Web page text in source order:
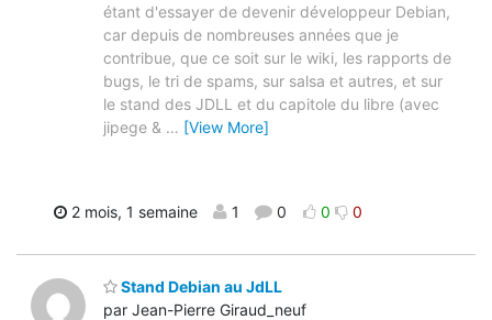
étant d'essayer de devenir développeur Debian,
car depuis de nombreuses années que je
contribue, que ce soit sur le wiki, les rapports de
bugs, le tri de spams, sur salsa et autres, et sur
le stand des JDLL et du capitole du libre (avec
jipege & … [View More]
2 mois, 1 semaine 1 0 0 0
Stand Debian au JdLL
par Jean-Pierre Giraud_neuf